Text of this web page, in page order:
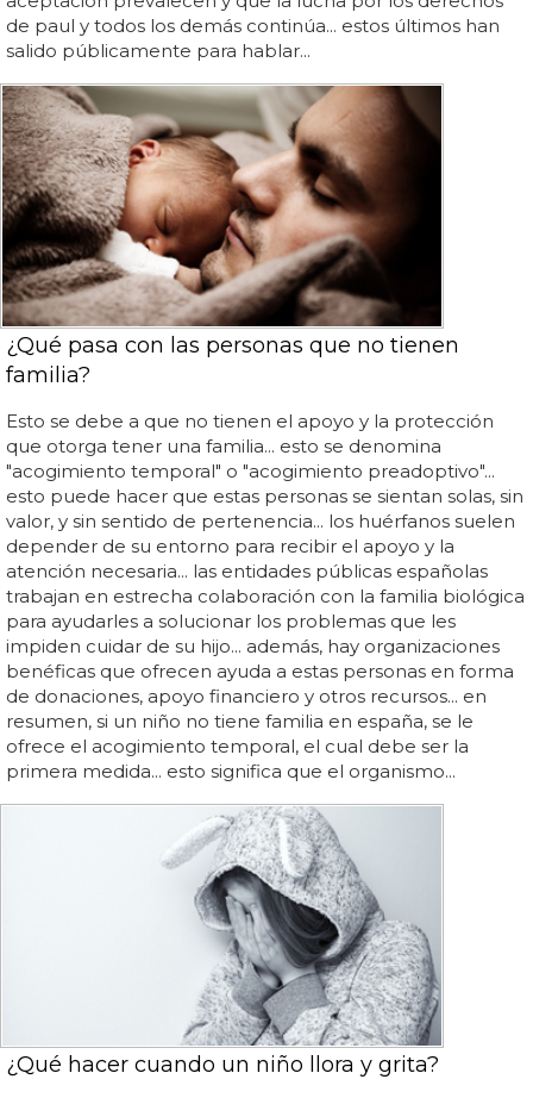
de paul y todos los demás continúa... estos últimos han
salido públicamente para hablar...
¿Qué pasa con las personas que no tienen
familia?
Esto se debe a que no tienen el apoyo y la protección
que otorga tener una familia... esto se denomina
"acogimiento temporal" o "acogimiento preadoptivo"...
esto puede hacer que estas personas se sientan solas, sin
valor, y sin sentido de pertenencia... los huérfanos suelen
depender de su entorno para recibir el apoyo y la
atención necesaria... las entidades públicas españolas
trabajan en estrecha colaboración con la familia biológica
para ayudarles a solucionar los problemas que les
impiden cuidar de su hijo... además, hay organizaciones
benéficas que ofrecen ayuda a estas personas en forma
de donaciones, apoyo financiero y otros recursos... en
resumen, si un niño no tiene familia en españa, se le
ofrece el acogimiento temporal, el cual debe ser la
primera medida... esto significa que el organismo...
¿Qué hacer cuando un niño llora y grita?